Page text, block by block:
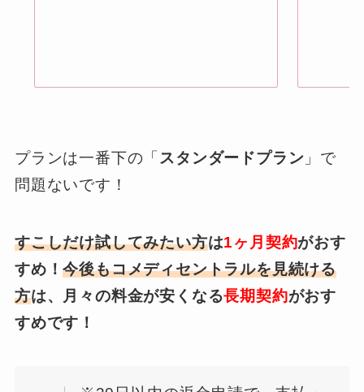
プランは一番下の「 スタンダードプラン 」で
問題ないです！
すこしだけ試してみたい方は1ヶ月契約がおす
すめ！今後もコメディセントラルを見続ける
方は、月々の料金が安くなる長期契約がおす
すめです！